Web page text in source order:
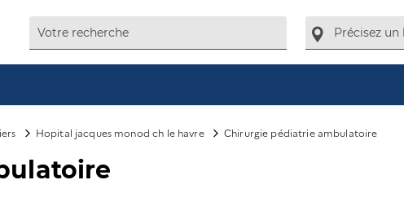
Hopital jacques monod ch le havre Chirurgie pédiatrie ambulatoire